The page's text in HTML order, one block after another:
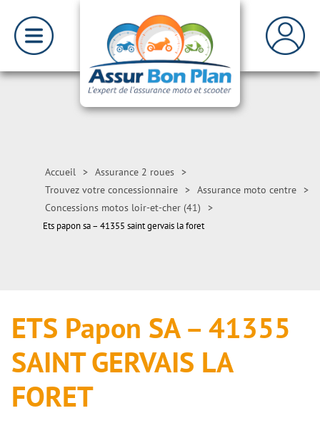
Accueil > Assurance 2 roues >
Trouvez votre concessionnaire > Assurance moto centre >
Concessions motos loir-et-cher (41)
>
Ets papon sa – 41355 saint gervais la foret
ETS Papon SA – 41355
SAINT GERVAIS LA
FORET